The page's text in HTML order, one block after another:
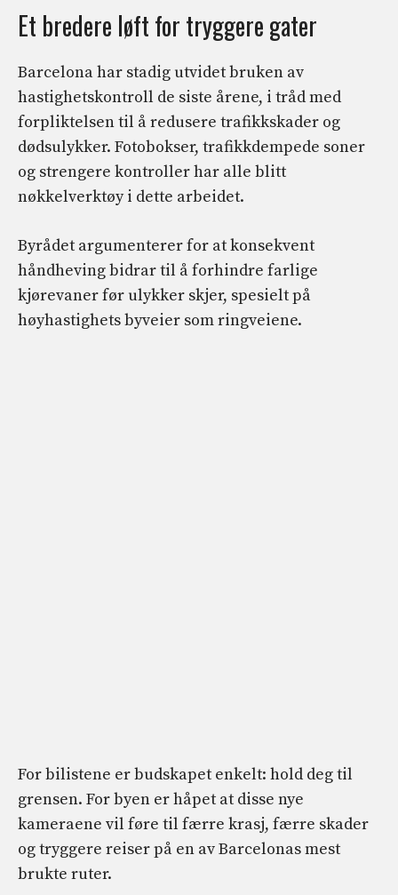
Et bredere løft for tryggere gater
Barcelona har stadig utvidet bruken av
hastighetskontroll de siste årene, i tråd med
forpliktelsen til å redusere trafikkskader og
dødsulykker. Fotobokser, trafikkdempede soner
og strengere kontroller har alle blitt
nøkkelverktøy i dette arbeidet.
Byrådet argumenterer for at konsekvent
håndheving bidrar til å forhindre farlige
kjørevaner før ulykker skjer, spesielt på
høyhastighets byveier som ringveiene.
For bilistene er budskapet enkelt: hold deg til
grensen. For byen er håpet at disse nye
kameraene vil føre til færre krasj, færre skader
og tryggere reiser på en av Barcelonas mest
brukte ruter.